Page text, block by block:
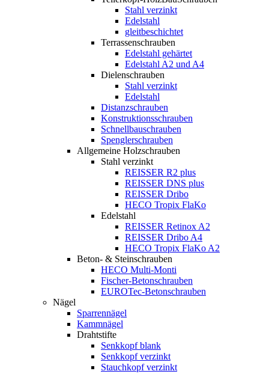
Stahl verzinkt
Edelstahl
gleitbeschichtet
Terrassenschrauben
Edelstahl gehärtet
Edelstahl A2 und A4
Dielenschrauben
Stahl verzinkt
Edelstahl
Distanzschrauben
Konstruktionsschrauben
Schnellbauschrauben
Spenglerschrauben
Allgemeine Holzschrauben
Stahl verzinkt
REISSER R2 plus
REISSER DNS plus
REISSER Dribo
HECO Tropix FlaKo
Edelstahl
REISSER Retinox A2
REISSER Dribo A4
HECO Tropix FlaKo A2
Beton- & Steinschrauben
HECO Multi-Monti
Fischer-Betonschrauben
EUROTec-Betonschrauben
Nägel
Sparrennägel
Kammnägel
Drahtstifte
Senkkopf blank
Senkkopf verzinkt
Stauchkopf verzinkt